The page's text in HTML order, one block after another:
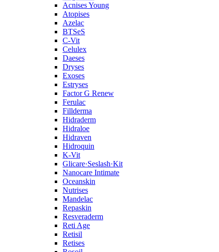
Acnises Young
Atopises
Azelac
BTSeS
C‑Vit
Celulex
Daeses
Dryses
Exoses
Estryses
Factor G Renew
Ferulac
Fillderma
Hidraderm
Hidraloe
Hidraven
Hidroquin
K-Vit
Glicare·Seslash·Kit
Nanocare Intimate
Oceanskin
Nutrises
Mandelac
Repaskin
Resveraderm
Reti Age
Retisil
Retises